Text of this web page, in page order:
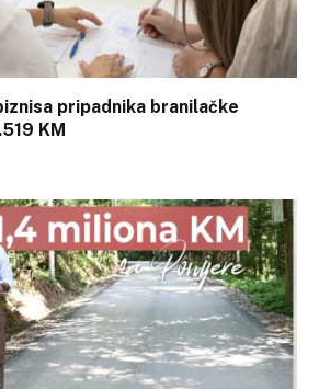
pripadnika branilačke
KM